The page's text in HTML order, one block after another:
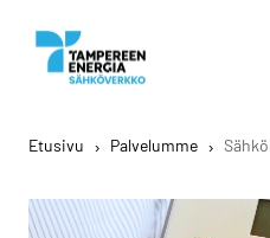
Etusivu › Palvelumme ›